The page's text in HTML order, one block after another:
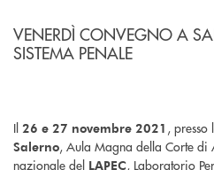
VENERDÌ CONVEGNO A
SISTEMA PENALE
Il 26 e 27 novembre 2021 , presso
Salerno, Aula Magna della Corte di
nazionale del LAPEC, Laboratorio